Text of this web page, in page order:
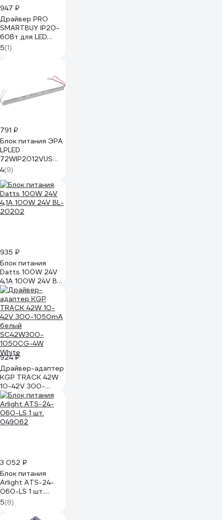
947 ₽
Драйвер PRO
SMARTBUY IP20-
60Вт для LED
ленты 12В 5А()
SBL-LDr20-60
5(1)
791 ₽
Блок питания ЭРА
LPLED
72WIP2012VUS
Б0061154
4(9)
935 ₽
Блок питания
Datts 100W 24V
4,1А 100W 24V BL-
20202
924 ₽
Драйвер-адаптер
KGP TRACK 42W
10-42V 300-
1050mA белый
SC42W300-
1050CG-4W
White
3 052 ₽
Блок питания
Arlight ATS-24-
060-LS 1 шт.
049062
5(8)